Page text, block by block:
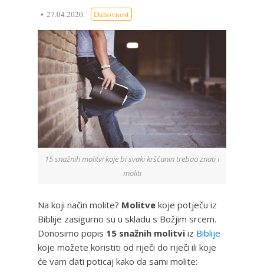
27.04.2020. Duhovnost
15 snažnih molitvi koje bi svaki kršćanin trebao znati i
moliti
Na koji način molite? Molitve koje potječu iz
Biblije zasigurno su u skladu s Božjim srcem.
Donosimo popis 15 snažnih molitvi iz Biblije
koje možete koristiti od riječi do riječi ili koje
će vam dati poticaj kako da sami molite: